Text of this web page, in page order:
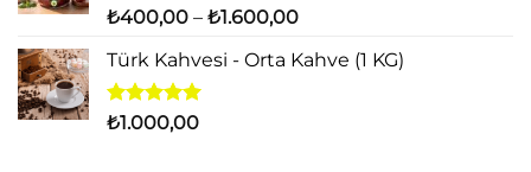
₺2.100,00
5 üzerinden
oy
aldı
₺400,00 – ₺1.600,00Fiyat
₺400,00
Türk Kahvesi - Orta Kahve (1 KG)
5 üzerinden
₺1.000,00